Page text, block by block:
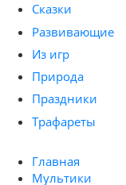
Сказки
Развивающие
Из игр
Природа
Праздники
Трафареты
Главная
Мультики